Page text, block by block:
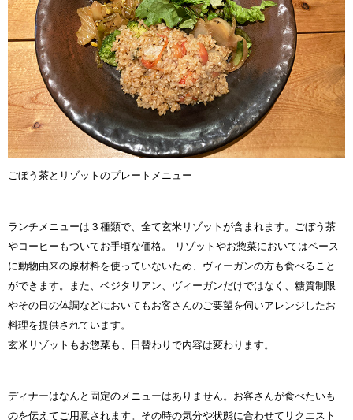
ごぼう茶とリゾットのプレートメニュー
ランチメニューは３種類で、全て玄米リゾットが含まれます。ごぼう茶
やコーヒーもついてお手頃な価格。 リゾットやお惣菜においてはベース
に動物由来の原材料を使っていないため、ヴィーガンの方も食べること
ができます。また、ベジタリアン、ヴィーガンだけではなく、糖質制限
やその日の体調などにおいてもお客さんのご要望を伺いアレンジしたお
料理を提供されています。
玄米リゾットもお惣菜も、日替わりで内容は変わります。
ディナーはなんと固定のメニューはありません。お客さんが食べたいも
のを伝えてご用意されます。その時の気分や状態に合わせてリクエスト